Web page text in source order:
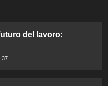
del lavoro: